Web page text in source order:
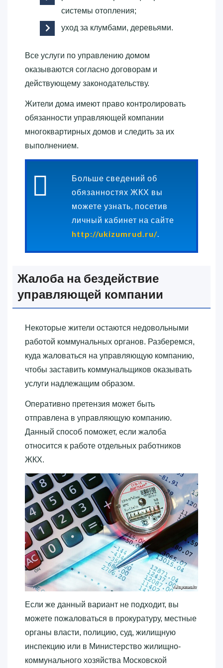
системы отопления;
уход за клумбами, деревьями.
Все услуги по управлению домом
оказываются согласно договорам и
действующему законодательству.
Жители дома имеют право контролировать
обязанности управляющей компании
многоквартирных домов и следить за их
выполнением.
Больше сведений об
обязанностях ЖКХ вы
можете узнать, посетив
личный кабинет на сайте
http://ukizumrud.ru/.
Жалоба на бездействие
управляющей компании
Некоторые жители остаются недовольными
работой коммунальных органов. Разберемся,
куда жаловаться на управляющую компанию,
чтобы заставить коммунальщиков оказывать
услуги надлежащим образом.
Оперативно претензия может быть
отправлена в управляющую компанию.
Данный способ поможет, если жалоба
относится к работе отдельных работников
ЖКХ.
Если же данный вариант не подходит, вы
можете пожаловаться в прокуратуру, местные
органы власти, полицию, суд, жилищную
инспекцию или в Министерство жилищно-
коммунального хозяйства Московской